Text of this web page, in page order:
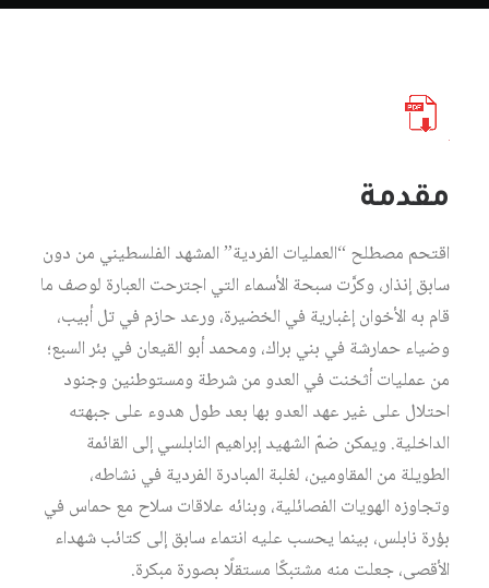
مقدمة
اقتحم مصطلح “العملیات الفردیة” المشھد الفلسطیني من دون
سابق إنذار، وكرَّت سبحة الأسماء التي اجترحت العبارة لوصف ما
قام به الأخوان إغباریة في الخضیرة، ورعد حازم في تل أبیب،
وضیاء حمارشة في بني براك، ومحمد أبو القیعان في بئر السبع؛
من عملیات أثخنت في العدو من شرطة ومستوطنین وجنود
احتلال على غیر عھد العدو بھا بعد طول ھدوء على جبھته
الداخلیة. ويمكن ضمّ الشهيد إبراهيم النابلسي إلى القائمة
الطويلة من المقاومين، لغلبة المبادرة الفردية في نشاطه،
وتجاوزه الهويات الفصائلية، وبنائه علاقات سلاح مع حماس في
بؤرة نابلس، بينما يحسب عليه انتماء سابق إلى كتائب شهداء
الأقصى، جعلت منه مشتبكًا مستقلًا بصورة مبكرة.